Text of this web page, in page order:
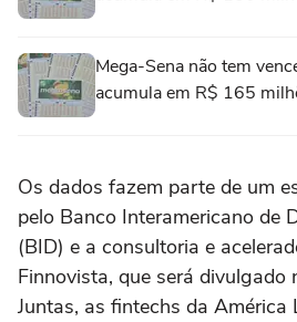
Mega-Sena não tem
acumula em R$ 165
Os dados fazem parte de um
pelo Banco Interamericano de
(BID) e a consultoria e
Finnovista, que será divulgado
Juntas, as fintechs da América